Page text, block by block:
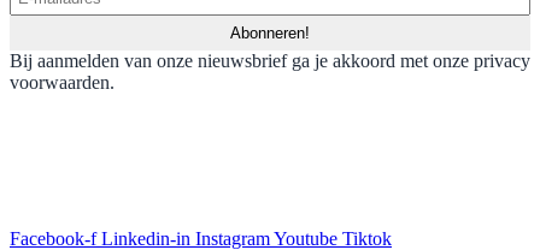
Bij aanmelden van onze nieuwsbrief ga je akkoord met onze privacy
voorwaarden.
Facebook-f Linkedin-in InstagramYoutube Tiktok